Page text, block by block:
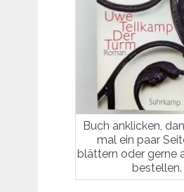
Buch anklicken,
mal ein paar
blättern oder gerne
bestellen.